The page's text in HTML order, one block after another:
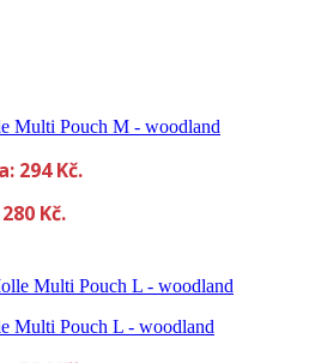
Multi Pouch M - woodland
294 Kč.
Kč.
Multi Pouch L - woodland